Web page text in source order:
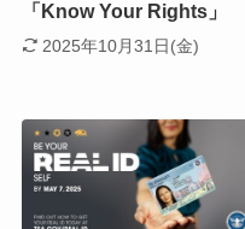
「Know Your Rights」
2025年10月31日(金)